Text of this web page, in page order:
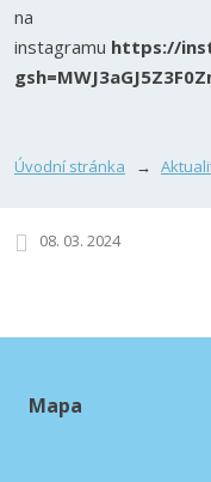
na
instagramu https://
Úvodní stránka
08. 03. 2024
Mapa